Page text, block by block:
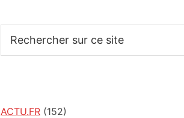
sur
ACTU.FR (152)